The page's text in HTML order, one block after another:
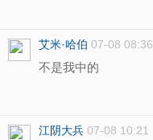
艾米·哈伯 07-08 08:36
不是我中的
江阴大兵 07-08 10:21